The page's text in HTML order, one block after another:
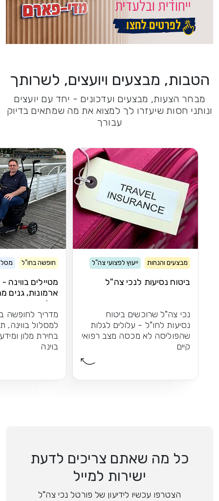
הטבות, מבצעים ויועצים, לשרותך
מבחר הצעות, מבצעים ועדכונים - יחד עם יועצים
ונותני חסות שיעזרו לך למצוא את מה שמתאים בדיוק
עבורך
מבצעים והנחות ייעוץ לפצועי צה"ל
ביטוח נסיעות לנכי צה"ל
נכי צה"ל שרוכשים ביטוח
נסיעות לחו"ל - עלולים לגלות
שהפוליסה לא מכסה מצב רפואי
קיים
חופשה בחו"ל
מטיילים בווינה
ארמונות, גנים
וקלאסיקה
מדריך לחופשה
למסלול בווינה,
בחירת מלון
בוינה
כל מה שאתם צריכים לדעת
ישירות למייל
הצטרפו עכשיו לידיעון של פורטל נכי צה"ל